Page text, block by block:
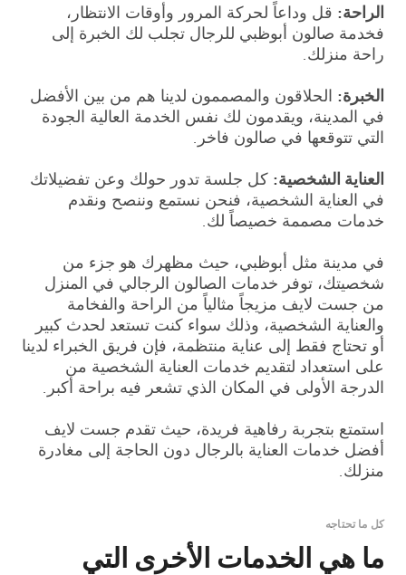
الراحة: قل وداعاً لحركة المرور وأوقات الانتظار،
فخدمة صالون أبوظبي للرجال تجلب لك الخبرة إلى
راحة منزلك.
الخبرة: الحلاقون والمصممون لدينا هم من بين الأفضل
في المدينة، ويقدمون لك نفس الخدمة العالية الجودة
التي تتوقعها في صالون فاخر.
العناية الشخصية: كل جلسة تدور حولك وعن تفضيلاتك
في العناية الشخصية، فنحن نستمع وننصح ونقدم
خدمات مصممة خصيصاً لك.
في مدينة مثل أبوظبي، حيث مظهرك هو جزء من
شخصيتك، توفر خدمات الصالون الرجالي في المنزل
من جست لايف مزيجاً مثالياً من الراحة والفخامة
والعناية الشخصية، وذلك سواء كنت تستعد لحدث كبير
أو تحتاج فقط إلى عناية منتظمة، فإن فريق الخبراء لدينا
على استعداد لتقديم خدمات العناية الشخصية من
الدرجة الأولى في المكان الذي تشعر فيه براحة أكبر.
استمتع بتجربة رفاهية فريدة، حيث تقدم جست لايف
أفضل خدمات العناية بالرجال دون الحاجة إلى مغادرة
منزلك.
كل ما تحتاجه
ما هي الخدمات الأخرى التي